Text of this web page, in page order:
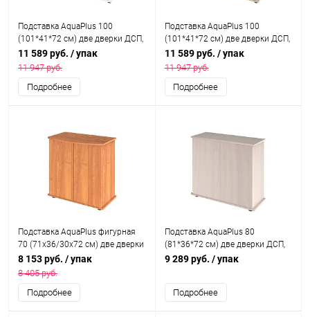
Подставка AquaPlus 100
(101*41*72 см) две дверки ДСП,
белое дерево, в коробке,
подходит для модели
аквариума LUX П200
11 589 руб. / упак
11 947 руб.
Подробнее
Подставка AquaPlus 100
(101*41*72 см) две дверки ДСП,
дуб сонома , в коробке,
подходит для модели
аквариума LUX П200
11 589 руб. / упак
11 947 руб.
Подробнее
Подставка AquaPlus фигурная
70 (71х36/30х72 см) две дверки
ДСП, ольха, в коробке, подходит
для модели аквариума LUX
Ф105
8 153 руб. / упак
8 405 руб.
Подробнее
Подставка AquaPlus 80
(81*36*72 см) две дверки ДСП,
выбеленный дуб, в коробке,
аквариума LUX П120, подходит
для модели аквариума LUX
9 289 руб. / упак
Подробнее